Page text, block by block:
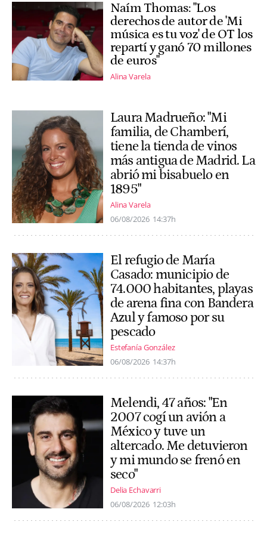
Naím Thomas: "Los
derechos de autor de 'Mi
música es tu voz' de OT los
repartí y ganó 70 millones
de euros"
Alina Varela
Laura Madrueño: "Mi
familia, de Chamberí,
tiene la tienda de vinos
más antigua de Madrid. La
abrió mi bisabuelo en
1895"
Alina Varela
06/08/2026 14:37h
El refugio de María
Casado: municipio de
74.000 habitantes, playas
de arena fina con Bandera
Azul y famoso por su
pescado
Estefanía González
06/08/2026 14:37h
Melendi, 47 años: "En
2007 cogí un avión a
México y tuve un
altercado. Me detuvieron
y mi mundo se frenó en
seco"
Delia Echavarri
06/08/2026 12:03h